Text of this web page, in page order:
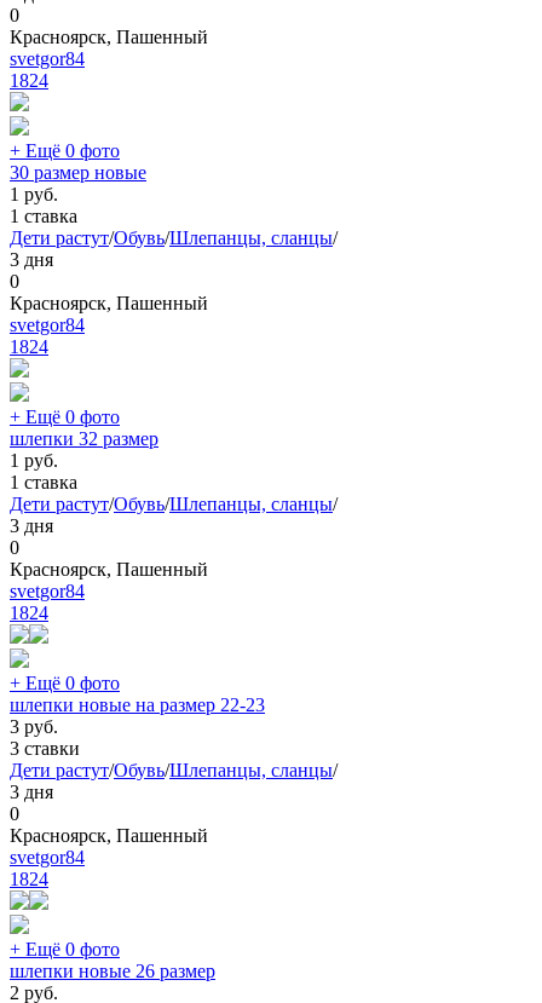
0
Красноярск, Пашенный
svetgor84
1824
+ Ещё 0 фото
30 размер новые
1 руб.
1 ставка
Дети растут/Обувь/Шлепанцы, сланцы/
3 дня
0
Красноярск, Пашенный
svetgor84
1824
+ Ещё 0 фото
шлепки 32 размер
1 руб.
1 ставка
Дети растут/Обувь/Шлепанцы, сланцы/
3 дня
0
Красноярск, Пашенный
svetgor84
1824
+ Ещё 0 фото
шлепки новые на размер 22-23
3 руб.
3 ставки
Дети растут/Обувь/Шлепанцы, сланцы/
3 дня
0
Красноярск, Пашенный
svetgor84
1824
+ Ещё 0 фото
шлепки новые 26 размер
2 руб.